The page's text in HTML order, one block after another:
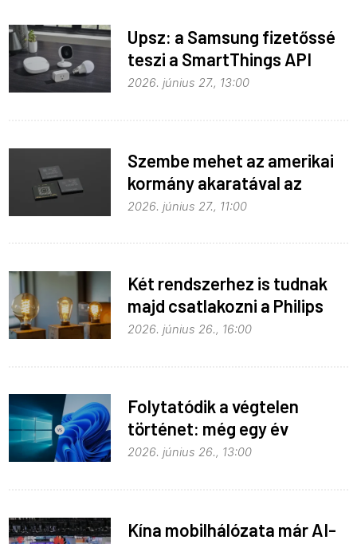
Upsz: a Samsung fizetőssé
teszi a SmartThings API
hozzáférést
2026. június 27., 13:00
Szembe mehet az amerikai
kormány akaratával az
Apple
2026. június 27., 11:00
Két rendszerhez is tudnak
majd csatlakozni a Philips
Hue égők
2026. június 26., 16:00
Folytatódik a végtelen
történet: még egy év
haladék a Windows 10-nek
2026. június 26., 13:00
Kína mobilhálózata már AI-